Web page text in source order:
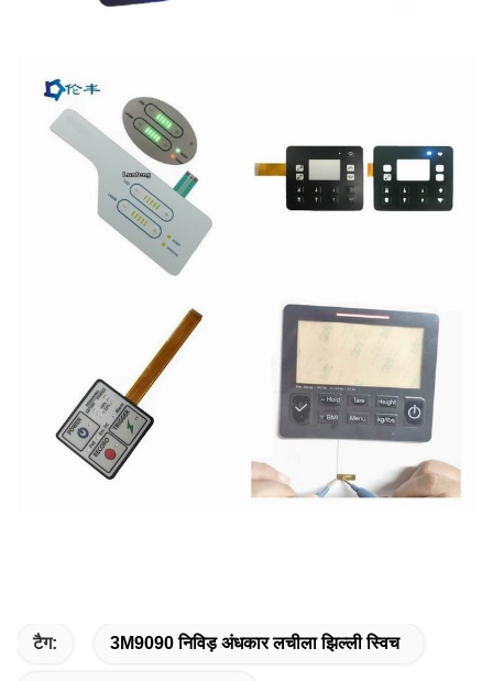
टैग: 3M9090 निविड़ अंधकार लचीला झिल्ली स्विच